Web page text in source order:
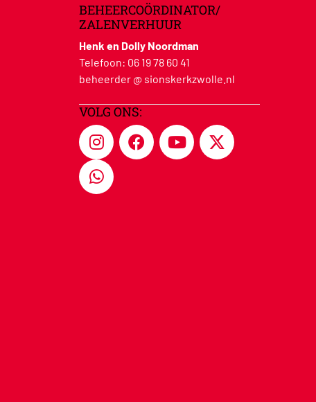
BEHEERCOÖRDINATOR/
ZALENVERHUUR
Henk en Dolly Noordman
Telefoon: 06 19 78 60 41
beheerder @ sionskerkzwolle.nl
VOLG ONS: